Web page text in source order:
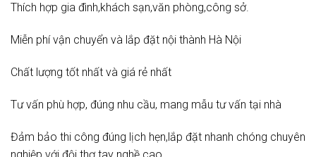
Thích hợp gia đình,khách sạn,văn phòng,công sở.
Miễn phí vận chuyển và lắp đặt nội thành Hà Nội
Chất lượng tốt nhất và giá rẻ nhất
Tư vấn phù hợp, đúng nhu cầu, mang mẫu tư vấn tại nhà
Đảm bảo thi công đúng lịch hẹn,lắp đặt nhanh chóng chuyên
nghiệp với đội thợ tay nghề cao